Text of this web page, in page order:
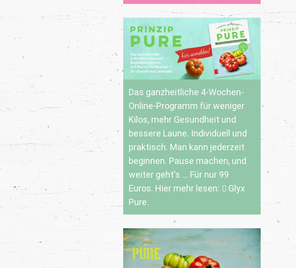
Das ganzheitliche 4-Wochen-
Online-Programm für weniger
Kilos, mehr Gesundheit und
bessere Laune. Individuell und
praktisch. Man kann jederzeit
beginnen. Pause machen, und
weiter geht's ... Für nur 99
Euros. Hier mehr lesen:
Glyx
Pure.